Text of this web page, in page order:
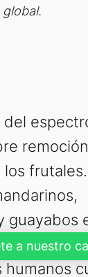
global.
frutales.
guayabos
humanos
a nuestro